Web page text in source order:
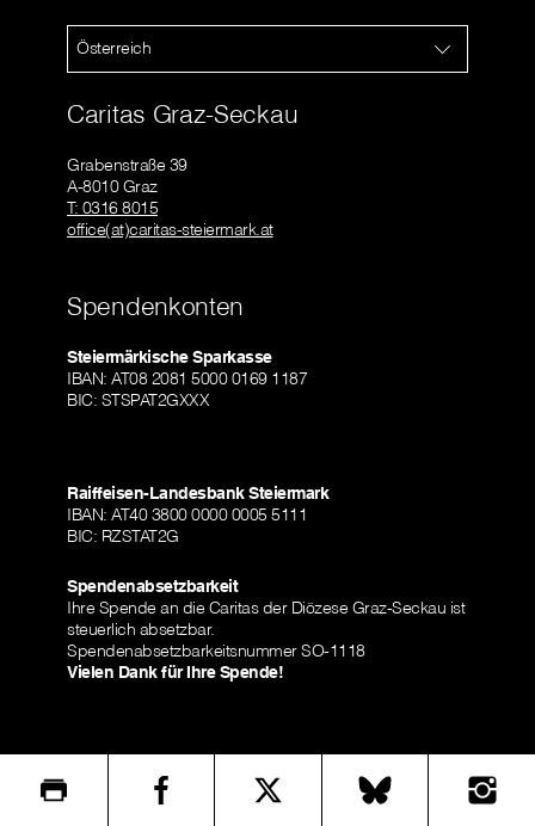
Österreich
Caritas Graz-Seckau
Grabenstraße 39
A-8010 Graz
T: 0316 8015
office(at)caritas-steiermark.at
Spendenkonten
Steiermärkische Sparkasse
IBAN: AT08 2081 5000 0169 1187
BIC: STSPAT2GXXX
Raiffeisen-Landesbank Steiermark
IBAN: AT40 3800 0000 0005 5111
BIC: RZSTAT2G
Spendenabsetzbarkeit
Ihre Spende an die Caritas der Diözese Graz-Seckau ist
steuerlich absetzbar.
Spendenabsetzbarkeitsnummer SO-1118
Vielen Dank für Ihre Spende!